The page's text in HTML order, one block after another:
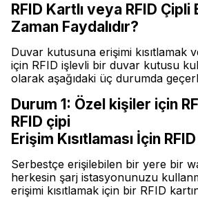
RFID Kartlı veya RFID
Zaman Faydalıdır?
Duvar kutusuna erişimi kısıtlamak
için RFID işlevli bir duvar kutusu
olarak aşağıdaki üç durumda
Durum 1: Özel kişiler için
RFID çipi
Erişim Kısıtlaması İçin
Serbestçe erişilebilen bir yere bir
herkesin şarj istasyonunuzu
erişimi kısıtlamak için bir RFID